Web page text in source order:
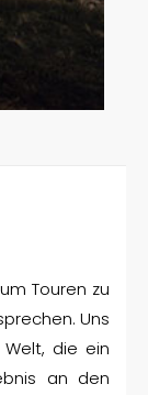
Touren zu
Uns
die ein
an den